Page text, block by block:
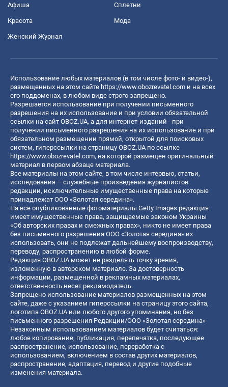
Афиша Сплетни
Красота Мода
Женский Журнал
Использование любых материалов (в том числе фото- и видео-),
размещенных на этом сайте https://www.obozrevatel.com и на всех
его поддоменах, в любом виде строго запрещено.
Разрешается использование при получении письменного
разрешения на их использование и при условии обязательной
ссылки на сайт OBOZ.UA, а для интернет-изданий - при
получении письменного разрешения на их использование и при
обязательном размещении прямой, открытой для поисковых
систем, гиперссылки на страницу OBOZ.UA по ссылке
https://www.obozrevatel.com, на которой размещен оригинальный
материал в первом абзаце материала.
Все материалы на этом сайте, в том числе интервью, статьи,
исследования – служебные произведения журналистов
редакции, исключительные имущественные права на которые
принадлежат ООО «Золотая середина».
На все опубликованные фотоматериалы Getty Images редакция
имеет имущественные права, защищаемые законом Украины
«Об авторских правах и смежных правах», никто не имеет права
без письменного разрешения ООО «Золотая середина» их
использовать, они не подлежат дальнейшему воспроизводству,
переводу, распространению в любой форме.
Редакция OBOZ.UA может не разделять точку зрения,
изложенную в авторском материале. За достоверность
информации, размещенной в рекламных материалах,
ответственность несет рекламодатель.
Запрещено использование материалов размещенных на этом
сайте, даже с указанием гиперссылки на страницу этого сайта,
логотипа OBOZ.UA или любого другого упоминания, но без
письменного разрешения Редакции/ООО «Золотая середина»
Незаконным использованием материалов будет считаться:
любое копирование, публикация, перепечатка, последующее
распространение, использование, переработка с
использованием, включением в состав других материалов,
распространение, адаптация, перевод и другие подобные
изменения материала.